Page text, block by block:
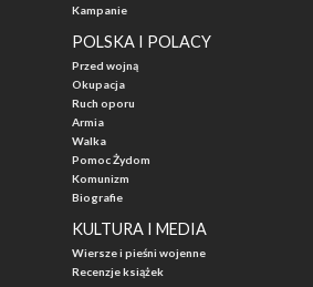
Kampanie
POLSKA I POLACY
Przed wojną
Okupacja
Ruch oporu
Armia
Walka
Pomoc Żydom
Komunizm
Biografie
KULTURA I MEDIA
Wiersze i pieśni wojenne
Recenzje książek